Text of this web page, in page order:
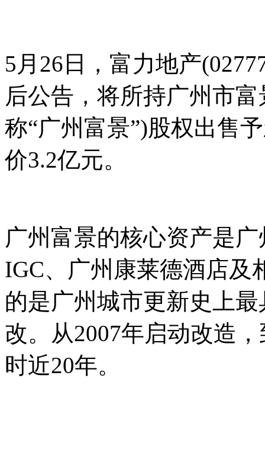
5月26日，富力地产
后公告，将所持广州市
称“广州富景”)股权出售
价3.2亿元。
广州富景的核心资产是
IGC、广州康莱德酒店及
的是广州城市更新史上
改。从2007年启动改造
时近20年。